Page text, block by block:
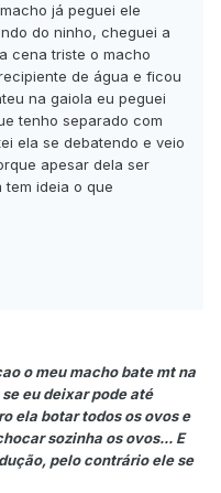
já peguei ele
do ninho, cheguei a
cena triste o macho
de água e ficou
na gaiola eu peguei
tenho separado com
ela se debatendo e veio
apesar dela ser
tem ideia o que
o meu macho bate mt na
eu deixar pode até
ela botar todos os ovos e
sozinha os ovos... E
pelo contrário ele se